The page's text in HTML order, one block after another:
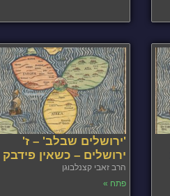
'ירושלים שבלב' – ז'
ירושלים – כשאין פידבק
הרב זאבי קצנלבוגן
פתח »